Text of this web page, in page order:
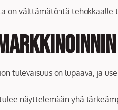
on välttämätöntä tehokkaalle
tulevaisuus on lupaava, ja
näyttelemään yhä